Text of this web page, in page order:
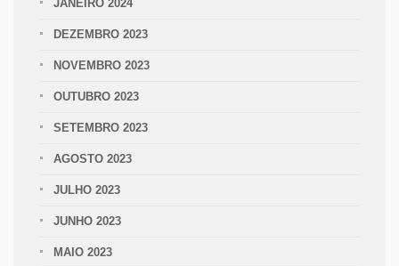
JANEIRO 2024
DEZEMBRO 2023
NOVEMBRO 2023
OUTUBRO 2023
SETEMBRO 2023
AGOSTO 2023
JULHO 2023
JUNHO 2023
MAIO 2023